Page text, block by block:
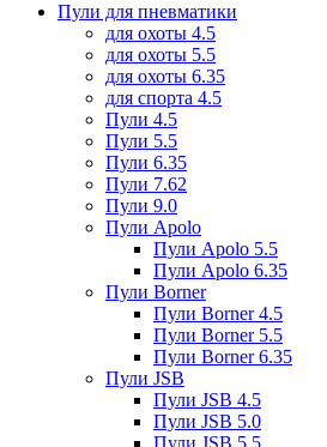
Пули для пневматики
для охоты 4.5
для охоты 5.5
для охоты 6.35
для спорта 4.5
Пули 4.5
Пули 5.5
Пули 6.35
Пули 7.62
Пули 9.0
Пули Apolo
Пули Apolo 5.5
Пули Apolo 6.35
Пули Borner
Пули Borner 4.5
Пули Borner 5.5
Пули Borner 6.35
Пули JSB
Пули JSB 4.5
Пули JSB 5.0
Пули JSB 5.5